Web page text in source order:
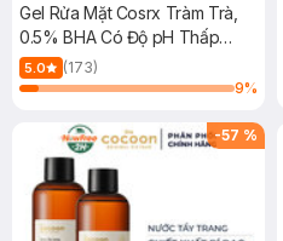
Gel Rửa Mặt Cosrx Tràm Trà,
0.5% BHA Có Độ pH Thấp
150ml
5.0
(173)
9%
-57 %